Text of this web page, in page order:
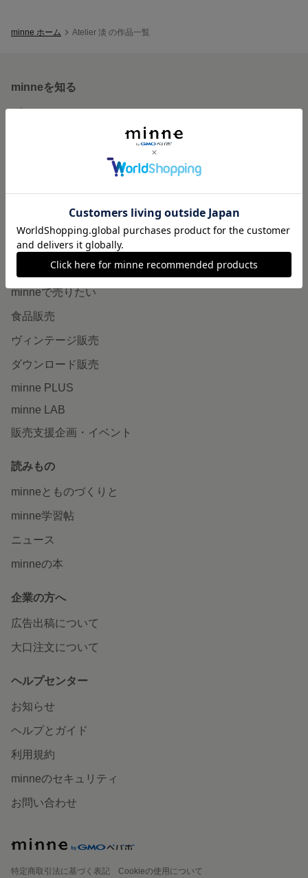
minne ホーム Atelier 淡 の作品一覧
minneを知る
minneについて
特集
作品販売について
minneで売りたい
食品販売
ヴィンテージ販売
ダウンロード販売
minne PLUS
minne LAB
販売支援企画・イベント
読みもの
minneとものづくりと
minne学習帖
ニュース
minneの本
企業の方へ
広告出稿について
大口注文について
ヘルプセンター
お知らせ
ヘルプとガイド
利用規約
minneのセキュリティ
お問い合わせ
特定商取引法に基づく表記
Cookieの使用について